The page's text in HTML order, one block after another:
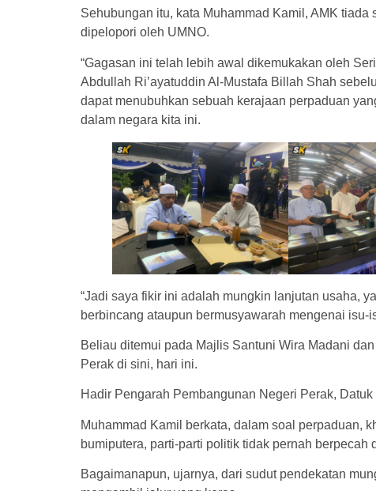
Sehubungan itu, kata Muhammad Kamil, AMK
dipelopori oleh UMNO.
“Gagasan ini telah lebih awal dikemukakan oleh
Abdullah Ri’ayatuddin Al-Mustafa Billah Shah
dapat menubuhkan sebuah kerajaan perpaduan
dalam negara kita ini.
“Jadi saya fikir ini adalah mungkin lanjutan usaha,
berbincang ataupun bermusyawarah mengenai isu-
Beliau ditemui pada Majlis Santuni Wira Madani
Perak di sini, hari ini.
Hadir Pengarah Pembangunan Negeri Perak,
Muhammad Kamil berkata, dalam soal perpaduan,
bumiputera, parti-parti politik tidak pernah
Bagaimanapun, ujarnya, dari sudut pendekatan